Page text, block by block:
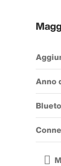
Anno